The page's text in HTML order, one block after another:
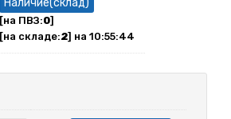
Наличие(склад)
[на ПВЗ:0]
[на складе:2] на 10:55:44